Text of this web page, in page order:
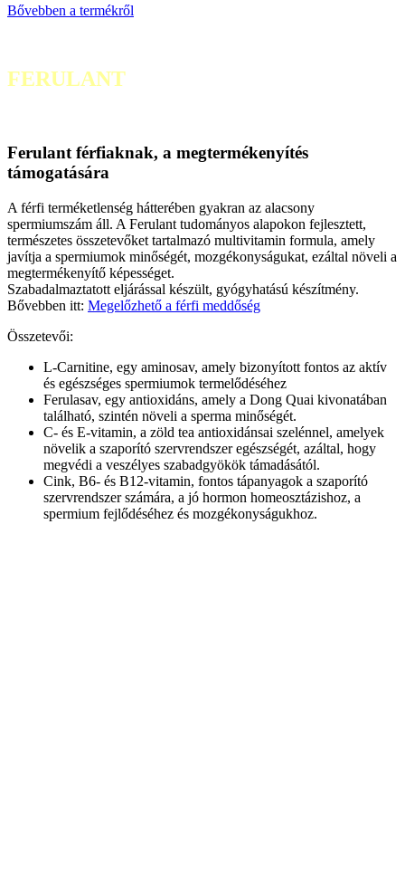
Bővebben a termékről
FERULANT
Ferulant férfiaknak, a megtermékenyítés
támogatására
A férfi terméketlenség hátterében gyakran az alacsony
spermiumszám áll. A Ferulant tudományos alapokon fejlesztett,
természetes összetevőket tartalmazó multivitamin formula, amely
javítja a spermiumok minőségét, mozgékonyságukat, ezáltal növeli a
megtermékenyítő képességet.
Szabadalmaztatott eljárással készült, gyógyhatású készítmény.
Bővebben itt: Megelőzhető a férfi meddőség
Összetevői:
L-Carnitine, egy aminosav, amely bizonyított fontos az aktív
és egészséges spermiumok termelődéséhez
Ferulasav, egy antioxidáns, amely a Dong Quai kivonatában
található, szintén növeli a sperma minőségét.
C- és E-vitamin, a zöld tea antioxidánsai szelénnel, amelyek
növelik a szaporító szervrendszer egészségét, azáltal, hogy
megvédi a veszélyes szabadgyökök támadásától.
Cink, B6- és B12-vitamin, fontos tápanyagok a szaporító
szervrendszer számára, a jó hormon homeosztázishoz, a
spermium fejlődéséhez és mozgékonyságukhoz.